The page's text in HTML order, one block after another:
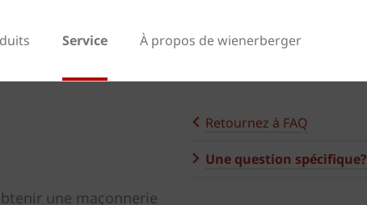
Service À propos de wienerberger
une maçonnerie
Retournez à FAQ
Une question spécifique?